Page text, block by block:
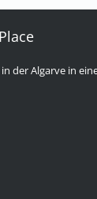
der Algarve in